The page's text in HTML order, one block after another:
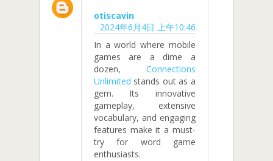
otiscavin
2024年6月4日 上午10:46
In a world where mobile
games are a dime a
dozen, Connections
Unlimited stands out as a
gem. Its innovative
gameplay, extensive
vocabulary, and engaging
features make it a must-
try for word game
enthusiasts.